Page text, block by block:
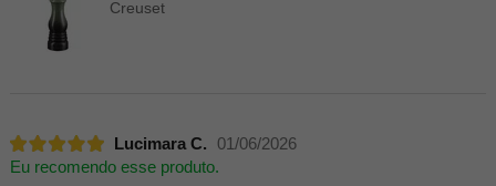
Creuset
Lucimara C.
01/06/2026
Eu recomendo esse produto.